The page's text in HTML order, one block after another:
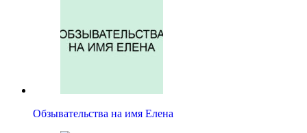
Обзывательства на имя Елена